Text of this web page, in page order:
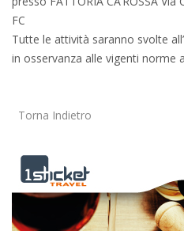
FC
Tutte le attività saranno svolte
in osservanza alle vigenti norme
Torna Indietro